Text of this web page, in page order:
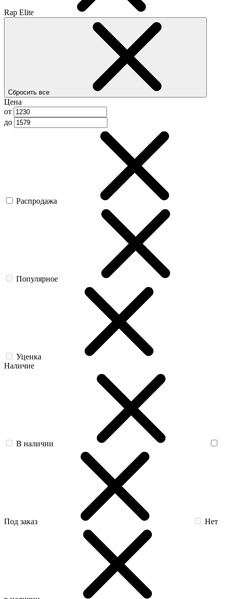
Rap Elite
Сбросить все
Цена
от
до
Распродажа
Популярное
Уценка
Наличие
В наличии
Под заказ Нет